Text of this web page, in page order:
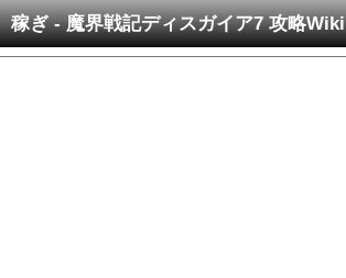
稼ぎ - 魔界戦記ディスガイア7 攻略Wiki